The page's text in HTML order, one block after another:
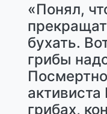
«Понял,
бухать.
грибы
грибах,